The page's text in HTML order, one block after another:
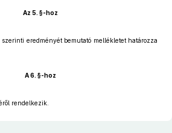
Az 5. §-hoz
eredményét bemutató mellékletet határozza
A 6. §-hoz
rendelkezik.